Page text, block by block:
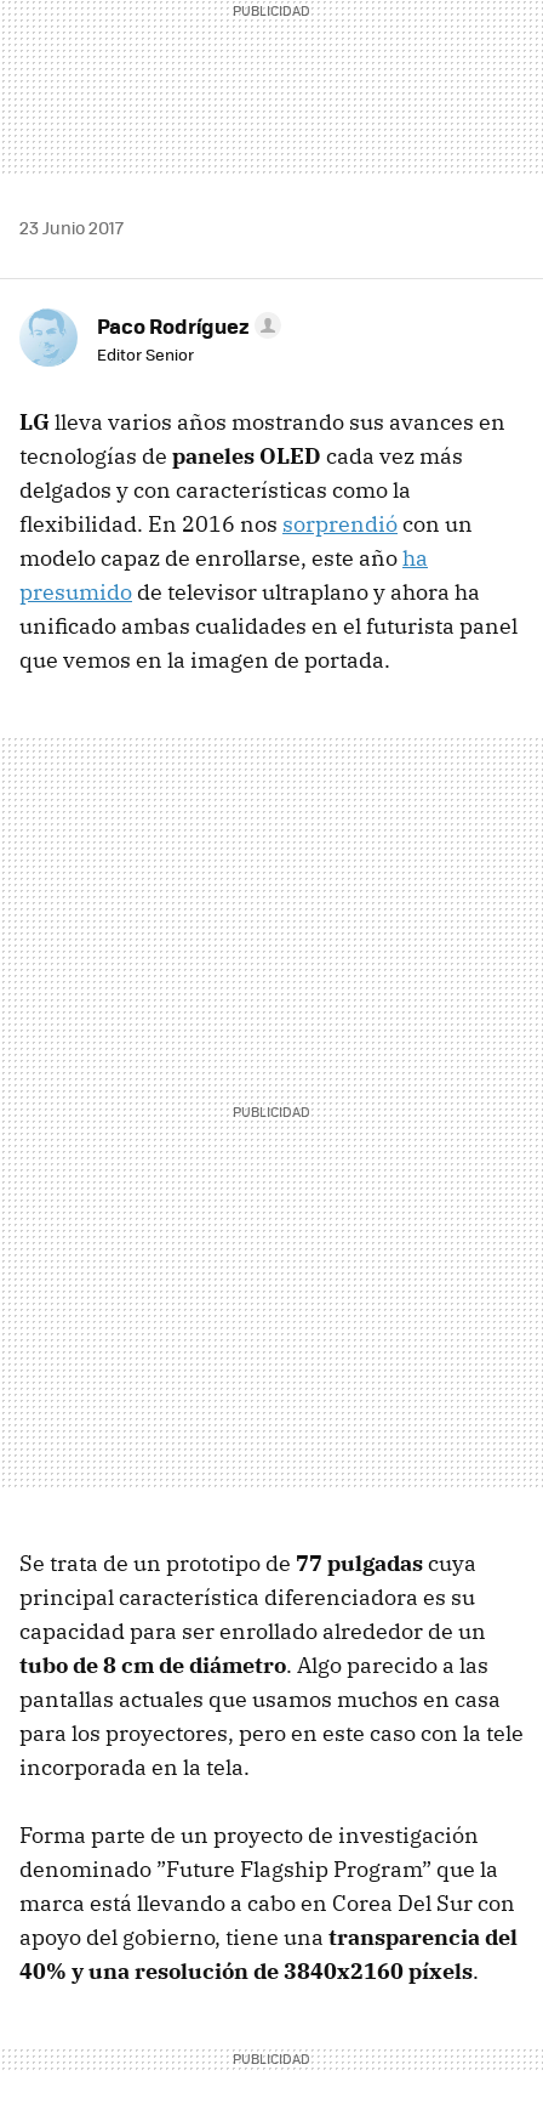
23 Junio 2017
Paco Rodríguez
Editor Senior
LGlleva varios años mostrando sus avances en
tecnologías de paneles OLED cada vez más
delgados y con características como la
flexibilidad. En 2016 nos sorprendiócon un
modelo capaz de enrollarse, este añoha
presumido de televisor ultraplano y ahora ha
unificado ambas cualidades en el futurista panel
que vemos en la imagen de portada.
Se trata de un prototipo de 77 pulgadascuya
principal característica diferenciadora es su
capacidad para ser enrollado alrededor de un
tubo de 8 cm de diámetro. Algo parecido a las
pantallas actuales que usamos muchos en casa
para los proyectores, pero en este caso con la tele
incorporada en la tela.
Forma parte de un proyecto de investigación
denominado ”Future Flagship Program” que la
marca está llevando a cabo en Corea Del Sur con
apoyo del gobierno, tiene una transparencia del
40% y una resolución de 3840x2160 píxels.